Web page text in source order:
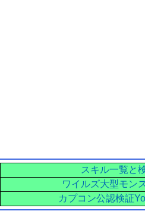
スキル一覧と
ワイルズ大型モン
カプコン公認検証